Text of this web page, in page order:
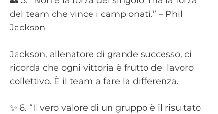
del team che vince i campionati.” – Phil
Jackson
Jackson, allenatore di grande successo, ci
ricorda che ogni vittoria è frutto del lavoro
collettivo. È il team a fare la differenza.
✨ 6. “Il vero valore di un gruppo è il risultato